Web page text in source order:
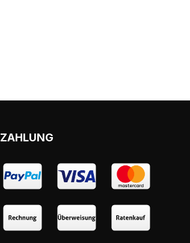
ZAHLUNG